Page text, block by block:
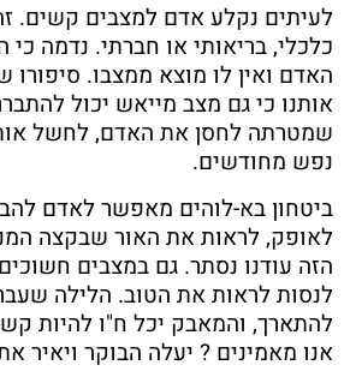
לעיתים נקלע אדם למצבים קשים.
כלכלי, בריאותי או חברתי. נדמה
האדם ואין לו מוצא ממצבו.
אותנו כי גם מצב מייאש יכול
שמטרתה לחסן את האדם, לחשל
נפש מחודשים.
ביטחון בא-לוהים מאפשר לאדם
לאופק, לראות את האור שבקצה
הזה עודנו נסתר. גם במצבים
לנסות לראות את הטוב. הלילה
להתארך, והמאבק יכל ח"ו להיות
אנו מאמינים ? יעלה הבוקר ויאיר